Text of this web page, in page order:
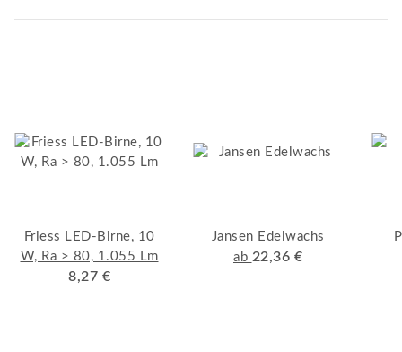
Friess LED-Birne, 10
W, Ra > 80, 1.055 Lm
8,27 €
Jansen Edelwachs
ab 22,36 €